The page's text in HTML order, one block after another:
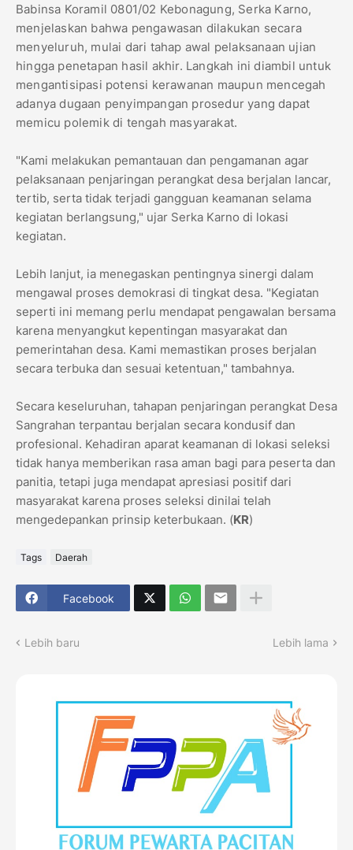
​Babinsa Koramil 0801/02 Kebonagung, Serka Karno,
menjelaskan bahwa pengawasan dilakukan secara
menyeluruh, mulai dari tahap awal pelaksanaan ujian
hingga penetapan hasil akhir. Langkah ini diambil untuk
mengantisipasi potensi kerawanan maupun mencegah
adanya dugaan penyimpangan prosedur yang dapat
memicu polemik di tengah masyarakat.
​"Kami melakukan pemantauan dan pengamanan agar
pelaksanaan penjaringan perangkat desa berjalan lancar,
tertib, serta tidak terjadi gangguan keamanan selama
kegiatan berlangsung," ujar Serka Karno di lokasi
kegiatan.
​Lebih lanjut, ia menegaskan pentingnya sinergi dalam
mengawal proses demokrasi di tingkat desa. "Kegiatan
seperti ini memang perlu mendapat pengawalan bersama
karena menyangkut kepentingan masyarakat dan
pemerintahan desa. Kami memastikan proses berjalan
secara terbuka dan sesuai ketentuan," tambahnya.
​Secara keseluruhan, tahapan penjaringan perangkat Desa
Sangrahan terpantau berjalan secara kondusif dan
profesional. Kehadiran aparat keamanan di lokasi seleksi
tidak hanya memberikan rasa aman bagi para peserta dan
panitia, tetapi juga mendapat apresiasi positif dari
masyarakat karena proses seleksi dinilai telah
mengedepankan prinsip keterbukaan. (KR)
Tags Daerah
Facebook
Lebih baru Lebih lama